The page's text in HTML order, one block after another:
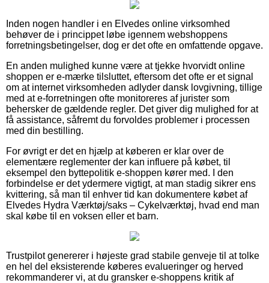
Inden nogen handler i en Elvedes online virksomhed
behøver de i princippet løbe igennem webshoppens
forretningsbetingelser, dog er det ofte en omfattende opgave.
En anden mulighed kunne være at tjekke hvorvidt online
shoppen er e-mærke tilsluttet, eftersom det ofte er et signal
om at internet virksomheden adlyder dansk lovgivning, tillige
med at e-forretningen ofte monitoreres af jurister som
behersker de gældende regler. Det giver dig mulighed for at
få assistance, såfremt du forvoldes problemer i processen
med din bestilling.
For øvrigt er det en hjælp at køberen er klar over de
elementære reglementer der kan influere på købet, til
eksempel den byttepolitik e-shoppen kører med. I den
forbindelse er det ydermere vigtigt, at man stadig sikrer ens
kvittering, så man til enhver tid kan dokumentere købet af
Elvedes Hydra Værktøj/saks – Cykelværktøj, hvad end man
skal købe til en voksen eller et barn.
Trustpilot genererer i højeste grad stabile genveje til at tolke
en hel del eksisterende køberes evalueringer og herved
rekommanderer vi, at du gransker e-shoppens kritik af